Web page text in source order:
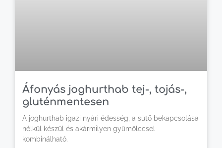
Áfonyás joghurthab tej-, tojás-,
gluténmentesen
A joghurthab igazi nyári édesség, a sütő bekapcsolása
nélkül készül és akármilyen gyümölccsel
kombinálható.